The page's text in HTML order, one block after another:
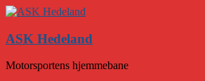
ASK Hedeland
Motorsportens hjemmebane